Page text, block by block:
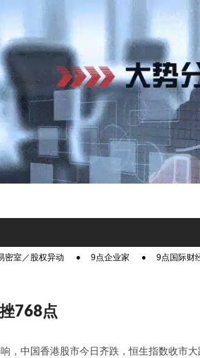
密室／股权异动 9点企业家 9点国际财
768点
，中国香港股市今日齐跌，恒生指数收市